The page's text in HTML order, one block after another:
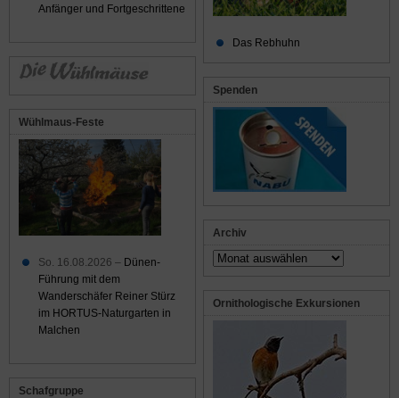
Das Rebhuhn
Spenden
Archiv
Archiv
Ornithologische Exkursionen
Anfänger und Fortgeschrittene
Wühlmaus-Feste
So. 16.08.2026 – Dünen-
Führung mit dem
Wanderschäfer Reiner Stürz
im HORTUS-Naturgarten in
Malchen
Schafgruppe